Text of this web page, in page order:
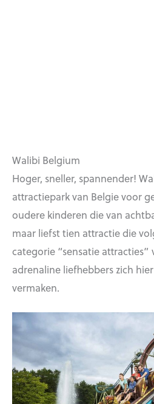
Walibi Belgium
Hoger, sneller, spannender!
attractiepark van Belgie voor
oudere kinderen die van
maar liefst tien attractie die
categorie “sensatie attracties”
adrenaline liefhebbers zich
vermaken.